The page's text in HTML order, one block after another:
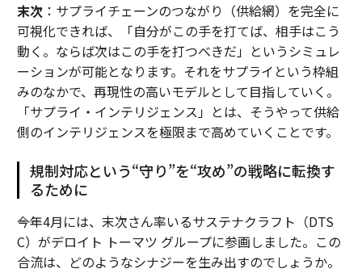
末次：サプライチェーンのつながり（供給網）を完全に
可視化できれば、「自分がこの手を打てば、相手はこう
動く。ならば次はこの手を打つべきだ」というシミュレ
ーションが可能となります。それをサプライという枠組
みのなかで、再現性の高いモデルとして目指していく。
「サプライ・インテリジェンス」とは、そうやって供給
側のインテリジェンスを極限まで高めていくことです。
規制対応という“守り”を“攻め”の戦略に転換す
るために
――今年4月には、末次さん率いるサステナクラフト（DTS
C）がデロイト トーマツ グループに参画しました。この
合流は、どのようなシナジーを生み出すのでしょうか。